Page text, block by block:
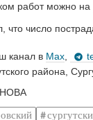
работ можно на
что число
канал в Max
района,